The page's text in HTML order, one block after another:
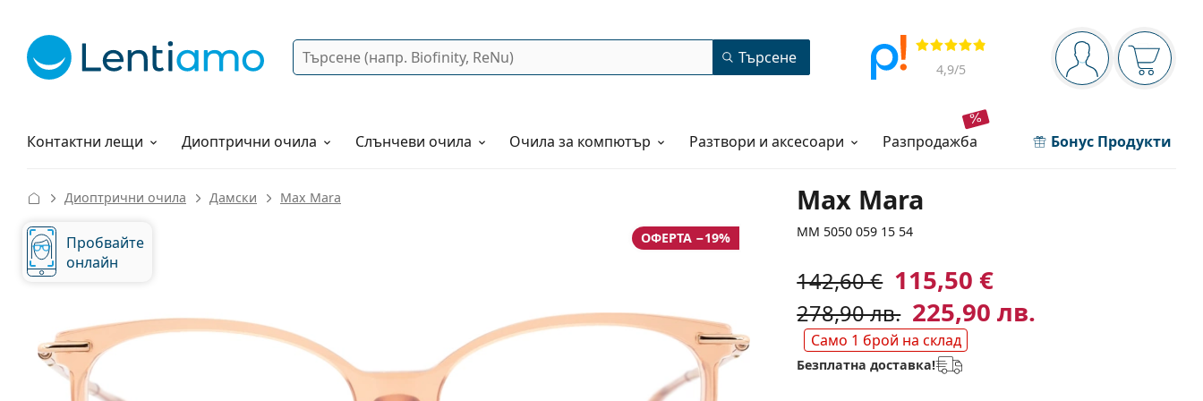
Navigation panel
Вие сте вписани
Прегледи
4,9/5
Търсене Търсене
Контактни лещи
Разтвори Диоптрични очила Слънчеви очила Очила за компютър Разтвори и аксесоари разпродажба Бонус Продукти
Как да поръчам?
Max Mara
MM 5050 059 15 54
Диоптрични очила Дамски Max Mara
ОФЕРТА −19%
Пробвайте
онлайн
142,60 € 115,50 €
278,90 лв. 225,90 лв.
Само 1 брой на склад
Безплатна доставка!